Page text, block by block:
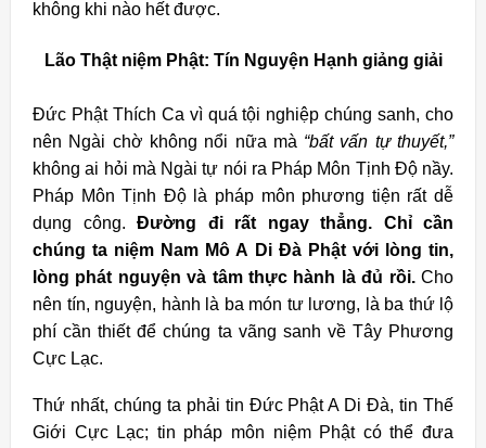
không khi nào hết được.
Lão Thật niệm Phật: Tín Nguyện Hạnh giảng giải
Đức Phật Thích Ca vì quá tội nghiệp chúng sanh, cho
nên Ngài chờ không nổi nữa mà “bất vấn tự thuyết,”
không ai hỏi mà Ngài tự nói ra Pháp Môn Tịnh Độ nầy.
Pháp Môn Tịnh Độ là pháp môn phương tiện rất dễ
dụng công. Đường đi rất ngay thẳng. Chỉ cần
chúng ta niệm Nam Mô A Di Đà Phật với lòng tin,
lòng phát nguyện và tâm thực hành là đủ rồi.Cho
nên tín, nguyện, hành là ba món tư lương, là ba thứ lộ
phí cần thiết để chúng ta vãng sanh về Tây Phương
Cực Lạc.
Thứ nhất, chúng ta phải tin Đức Phật A Di Đà, tin Thế
Giới Cực Lạc; tin pháp môn niệm Phật có thể đưa